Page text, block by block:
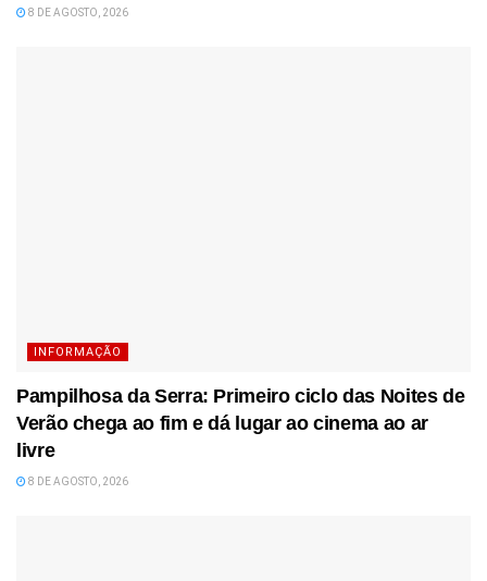
8 DE AGOSTO, 2026
INFORMAÇÃO
Pampilhosa da Serra: Primeiro ciclo das Noites de
Verão chega ao fim e dá lugar ao cinema ao ar
livre
8 DE AGOSTO, 2026